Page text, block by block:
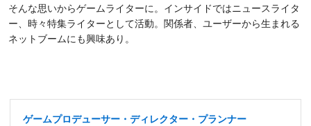
そんな思いからゲームライターに。インサイドではニュースライタ
ー、時々特集ライターとして活動。関係者、ユーザーから生まれる
ネットブームにも興味あり。
ゲームプロデューサー・ディレクター・プランナー